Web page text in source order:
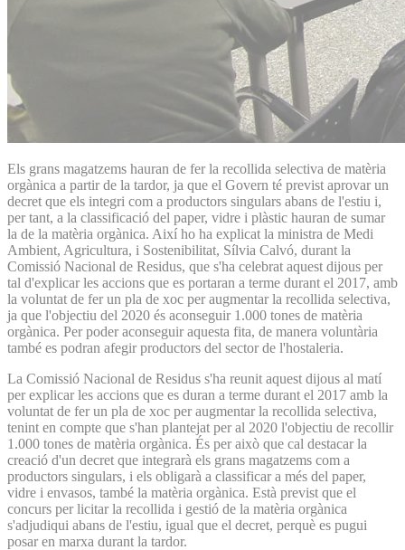
Els grans magatzems hauran de fer la recollida selectiva de matèria
orgànica a partir de la tardor, ja que el Govern té previst aprovar un
decret que els integri com a productors singulars abans de l'estiu i,
per tant, a la classificació del paper, vidre i plàstic hauran de sumar
la de la matèria orgànica. Així ho ha explicat la ministra de Medi
Ambient, Agricultura, i Sostenibilitat, Sílvia Calvó, durant la
Comissió Nacional de Residus, que s'ha celebrat aquest dijous per
tal d'explicar les accions que es portaran a terme durant el 2017, amb
la voluntat de fer un pla de xoc per augmentar la recollida selectiva,
ja que l'objectiu del 2020 és aconseguir 1.000 tones de matèria
orgànica. Per poder aconseguir aquesta fita, de manera voluntària
també es podran afegir productors del sector de l'hostaleria.
La Comissió Nacional de Residus s'ha reunit aquest dijous al matí
per explicar les accions que es duran a terme durant el 2017 amb la
voluntat de fer un pla de xoc per augmentar la recollida selectiva,
tenint en compte que s'han plantejat per al 2020 l'objectiu de recollir
1.000 tones de matèria orgànica. És per això que cal destacar la
creació d'un decret que integrarà els grans magatzems com a
productors singulars, i els obligarà a classificar a més del paper,
vidre i envasos, també la matèria orgànica. Està previst que el
concurs per licitar la recollida i gestió de la matèria orgànica
s'adjudiqui abans de l'estiu, igual que el decret, perquè es pugui
posar en marxa durant la tardor.